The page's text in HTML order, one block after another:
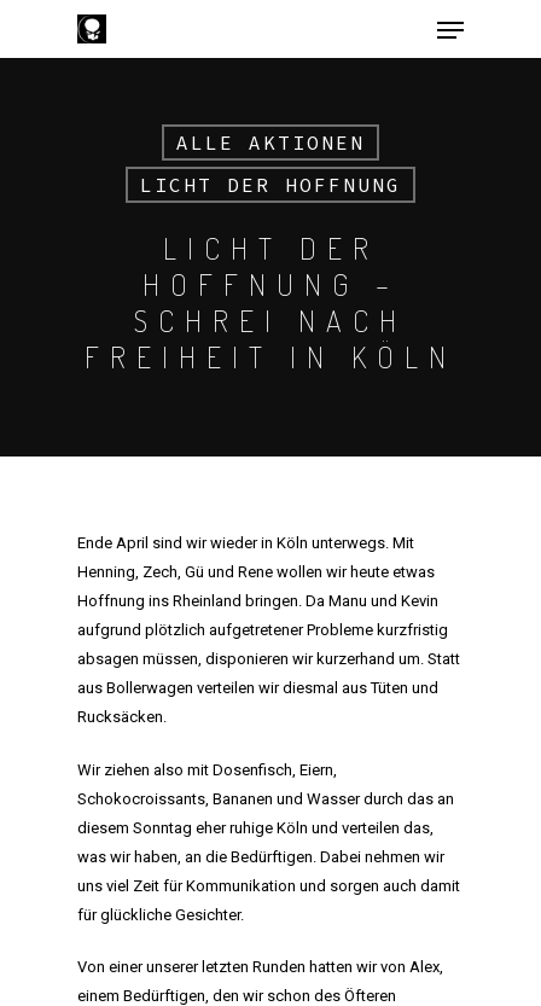
Hit enter to search or ESC to close
ALLE AKTIONEN
LICHT DER HOFFNUNG
LICHT DER
HOFFNUNG –
SCHREI NACH
FREIHEIT IN KÖLN
Ende April sind wir wieder in Köln unterwegs. Mit
Henning, Zech, Gü und Rene wollen wir heute etwas
Hoffnung ins Rheinland bringen. Da Manu und Kevin
aufgrund plötzlich aufgetretener Probleme kurzfristig
absagen müssen, disponieren wir kurzerhand um. Statt
aus Bollerwagen verteilen wir diesmal aus Tüten und
Rucksäcken.
Wir ziehen also mit Dosenfisch, Eiern,
Schokocroissants, Bananen und Wasser durch das an
diesem Sonntag eher ruhige Köln und verteilen das,
was wir haben, an die Bedürftigen. Dabei nehmen wir
uns viel Zeit für Kommunikation und sorgen auch damit
für glückliche Gesichter.
Von einer unserer letzten Runden hatten wir von Alex,
einem Bedürftigen, den wir schon des Öfteren